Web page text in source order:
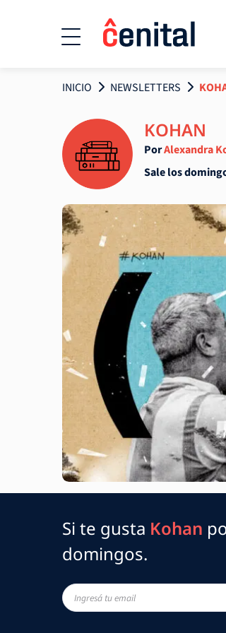
INICIO NEWSLETTERS
KOHAN
PorAlexandra
Sale los
Si te gusta Kohan
domingos.